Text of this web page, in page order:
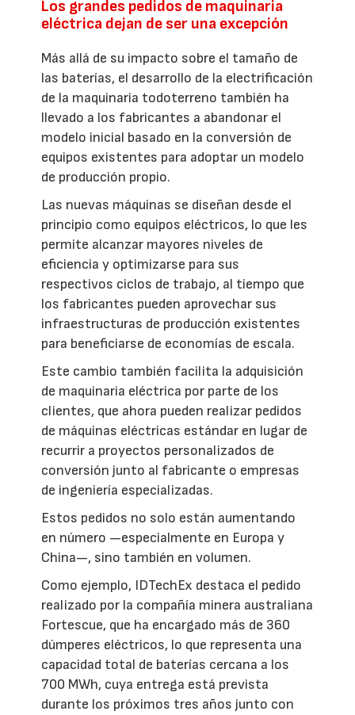
Los grandes pedidos de maquinaria
eléctrica dejan de ser una excepción
Más allá de su impacto sobre el tamaño de
las baterías, el desarrollo de la electrificación
de la maquinaria todoterreno también ha
llevado a los fabricantes a abandonar el
modelo inicial basado en la conversión de
equipos existentes para adoptar un modelo
de producción propio.
Las nuevas máquinas se diseñan desde el
principio como equipos eléctricos, lo que les
permite alcanzar mayores niveles de
eficiencia y optimizarse para sus
respectivos ciclos de trabajo, al tiempo que
los fabricantes pueden aprovechar sus
infraestructuras de producción existentes
para beneficiarse de economías de escala.
Este cambio también facilita la adquisición
de maquinaria eléctrica por parte de los
clientes, que ahora pueden realizar pedidos
de máquinas eléctricas estándar en lugar de
recurrir a proyectos personalizados de
conversión junto al fabricante o empresas
de ingeniería especializadas.
Estos pedidos no solo están aumentando
en número —especialmente en Europa y
China—, sino también en volumen.
Como ejemplo, IDTechEx destaca el pedido
realizado por la compañía minera australiana
Fortescue, que ha encargado más de 360
dúmperes eléctricos, lo que representa una
capacidad total de baterías cercana a los
700 MWh, cuya entrega está prevista
durante los próximos tres años junto con